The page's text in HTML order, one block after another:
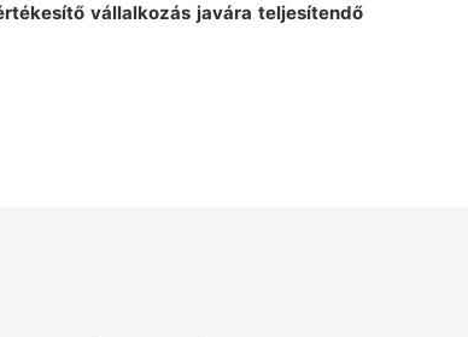
vállalkozás javára teljesítendő